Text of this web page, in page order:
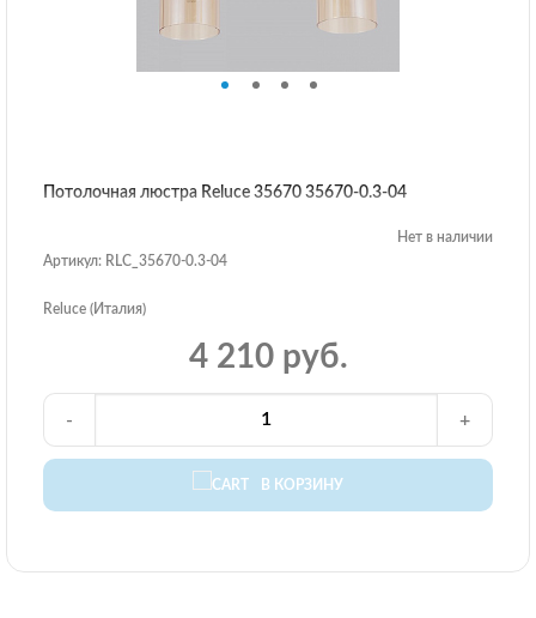
Потолочная люстра Reluce 35670 35670-0.3-04
Нет в наличии
Артикул: RLC_35670-0.3-04
Reluce (Италия)
4 210 руб.
В КОРЗИНУ
- +